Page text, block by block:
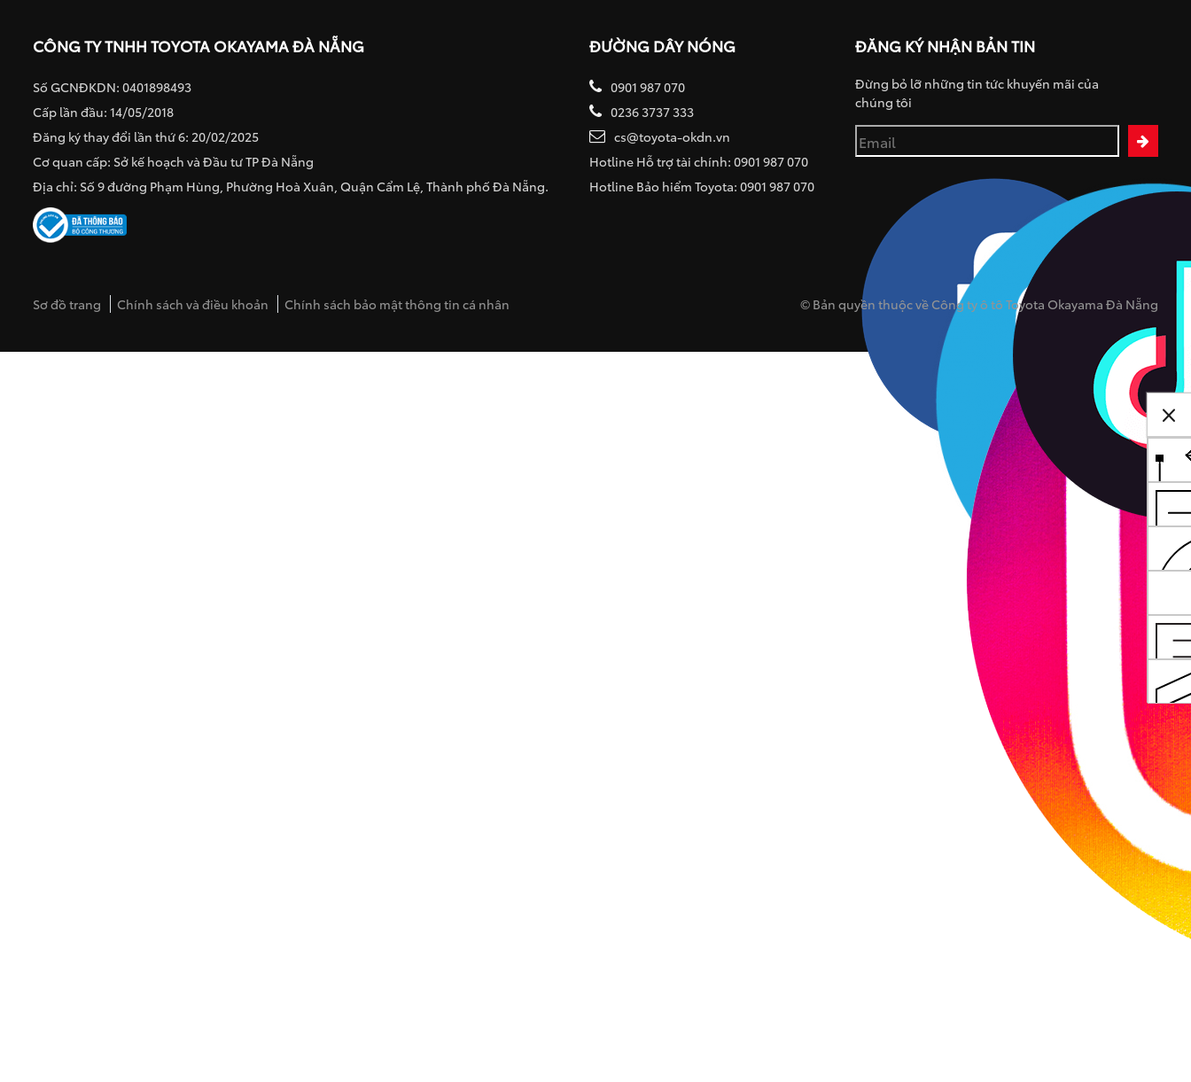
CÔNG TY TNHH TOYOTA OKAYAMA ĐÀ NẴNG
Số GCNĐKDN: 0401898493
Cấp lần đầu: 14/05/2018
Đăng ký thay đổi lần thứ 6: 20/02/2025
Cơ quan cấp: Sở kế hoạch và Đầu tư TP Đà Nẵng
Địa chỉ: Số 9 đường Phạm Hùng, Phường Hoà Xuân, Quận Cẩm Lệ, Thành phố Đà Nẵng.
ĐƯỜNG DÂY NÓNG
0901 987 070
0236 3737 333
cs@toyota-okdn.vn
Hotline Hỗ trợ tài chính: 0901 987 070
Hotline Bảo hiểm Toyota: 0901 987 070
ĐĂNG KÝ NHẬN BẢN TIN
Đừng bỏ lỡ những tin tức khuyến mãi của
chúng tôi
Sơ đồ trang Chính sách và điều khoản Chính sách bảo mật thông tin cá nhân © Bản quyền thuộc về Công ty ô tô Toyota Okayama Đà Nẵng